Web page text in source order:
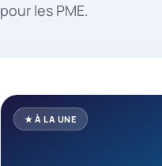
pour les PME.
★ À LA UNE